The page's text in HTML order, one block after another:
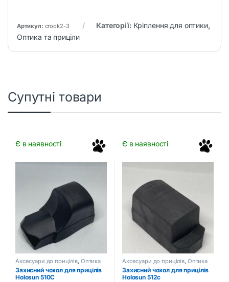
Артикул: crook2-3 Категорії: Кріплення для оптики,
Оптика та приціли
Супутні товари
Є в наявності
Аксесуари до прицілів, Оптика
та приціли
Захисний чохол для прицілів
Holosun 510C
Є в наявності
Аксесуари до прицілів, Оптика
та приціли
Захисний чохол для прицілів
Holosun 512c